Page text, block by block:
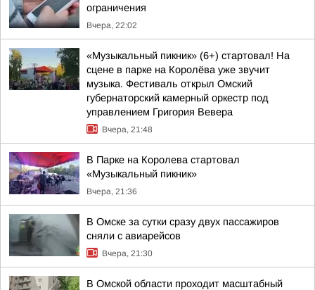
ограничения
Вчера, 22:02
«Музыкальный пикник» (6+) стартовал! На
сцене в парке на Королёва уже звучит
музыка. Фестиваль открыл Омский
губернаторский камерный оркестр под
управлением Григория Вевера
Вчера, 21:48
В Парке на Королева стартовал
«Музыкальный пикник»
Вчера, 21:36
В Омске за сутки сразу двух пассажиров
сняли с авиарейсов
Вчера, 21:30
В Омской области проходит масштабный